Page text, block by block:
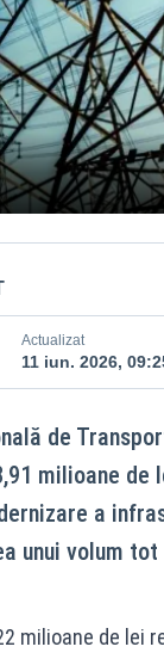
Actualizat
11 iun. 2026,
de
milioane de
a
unui volum
milioane de lei